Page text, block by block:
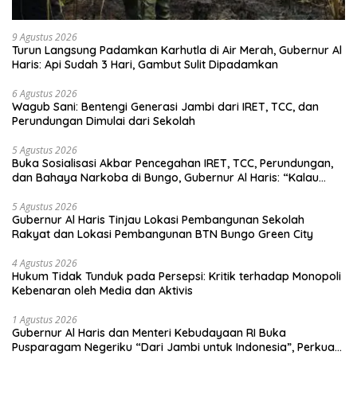
9 Agustus 2026
Turun Langsung Padamkan Karhutla di Air Merah, Gubernur Al
Haris: Api Sudah 3 Hari, Gambut Sulit Dipadamkan
6 Agustus 2026
Wagub Sani: Bentengi Generasi Jambi dari IRET, TCC, dan
Perundungan Dimulai dari Sekolah
5 Agustus 2026
Buka Sosialisasi Akbar Pencegahan IRET, TCC, Perundungan,
dan Bahaya Narkoba di Bungo, Gubernur Al Haris: “Kalau
tangan”
5 Agustus 2026
Gubernur Al Haris Tinjau Lokasi Pembangunan Sekolah
Rakyat dan Lokasi Pembangunan BTN Bungo Green City
4 Agustus 2026
Hukum Tidak Tunduk pada Persepsi: Kritik terhadap Monopoli
Kebenaran oleh Media dan Aktivis
1 Agustus 2026
Gubernur Al Haris dan Menteri Kebudayaan RI Buka
Pusparagam Negeriku “Dari Jambi untuk Indonesia”, Perkuat